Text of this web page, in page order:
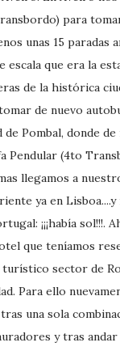
para
unas 15 paradas
escala que era la
de la histórica
de nuevo
de Pombal, donde
Pendular (4to
llegamos a
ya en
¡¡¡había sol!!!.
que teníamos
turístico sector de
Para ello
una sola
y tras